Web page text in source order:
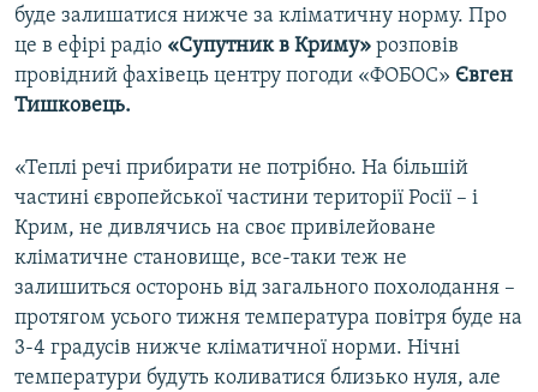
Усі сайти RFE/RL
буде залишатися нижче за кліматичну норму. Про
це в ефірі радіо «Супутник в Криму» розповів
провідний фахівець центру погоди «ФОБОС» Євген
Тишковець.
«Теплі речі прибирати не потрібно. На більшій
частині європейської частини території Росії – і
Крим, не дивлячись на своє привілейоване
кліматичне становище, все-таки теж не
залишиться осторонь від загального похолодання –
протягом усього тижня температура повітря буде на
3-4 градусів нижче кліматичної норми. Нічні
температури будуть коливатися близько нуля, але